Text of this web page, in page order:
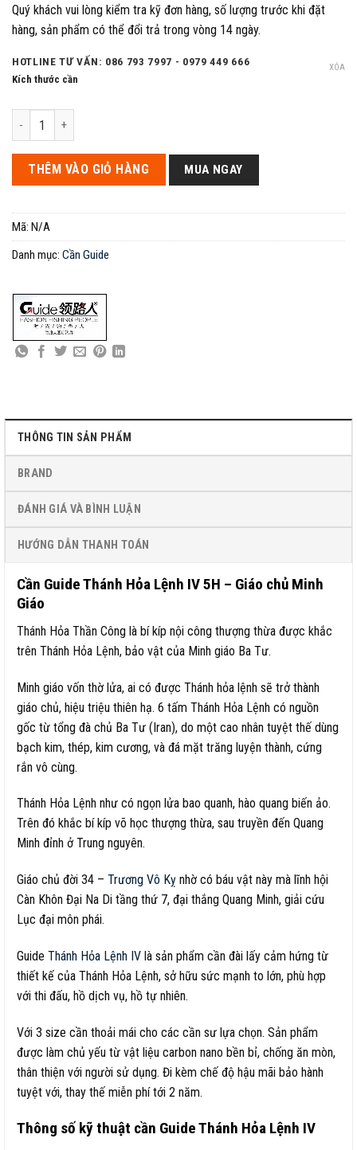
Quý khách vui lòng kiểm tra kỹ đơn hàng, số lượng trước khi đặt
hàng, sản phẩm có thể đổi trả trong vòng 14 ngày.
HOTLINE TƯ VẤN: 086 793 7997 - 0979 449 666
Kích thước cần
XÓA
Cần Guide Thánh Hỏa Lệnh IV 5H – Giáo chủ Minh Giáo số lượng
THÊM VÀO GIỎ HÀNG MUA NGAY
Mã: N/A
Danh mục: Cần Guide
THÔNG TIN SẢN PHẨM
BRAND
ĐÁNH GIÁ VÀ BÌNH LUẬN
HƯỚNG DẪN THANH TOÁN
Cần Guide Thánh Hỏa Lệnh IV 5H – Giáo chủ Minh
Giáo
Thánh Hỏa Thần Công là bí kíp nội công thượng thừa được khắc
trên Thánh Hỏa Lệnh, bảo vật của Minh giáo Ba Tư.
Minh giáo vốn thờ lửa, ai có được Thánh hỏa lệnh sẽ trở thành
giáo chủ, hiệu triệu thiên hạ. 6 tấm Thánh Hỏa Lệnh có nguồn
gốc từ tổng đà chủ Ba Tư (Iran), do một cao nhân tuyệt thế dùng
bạch kim, thép, kim cương, và đá mặt trăng luyện thành, cứng
rắn vô cùng.
Thánh Hỏa Lệnh như có ngọn lửa bao quanh, hào quang biến ảo.
Trên đó khắc bí kíp võ học thượng thừa, sau truyền đến Quang
Minh đỉnh ở Trung nguyên.
Giáo chủ đời 34 – Trương Vô Kỵ nhờ có báu vật này mà lĩnh hội
Càn Khôn Đại Na Di tầng thứ 7, đại thắng Quang Minh, giải cứu
Lục đại môn phái.
Guide Thánh Hỏa Lệnh IV là sản phẩm cần đài lấy cảm hứng từ
thiết kế của Thánh Hỏa Lệnh, sở hữu sức mạnh to lớn, phù hợp
với thi đấu, hồ dịch vụ, hồ tự nhiên.
Với 3 size cần thoải mái cho các cần sư lựa chọn. Sản phẩm
được làm chủ yếu từ vật liệu carbon nano bền bỉ, chống ăn mòn,
thân thiện với người sử dụng. Đi kèm chế độ hậu mãi bảo hành
tuyệt với, thay thế miễn phí tới 2 năm.
Thông số kỹ thuật cần Guide Thánh Hỏa Lệnh IV